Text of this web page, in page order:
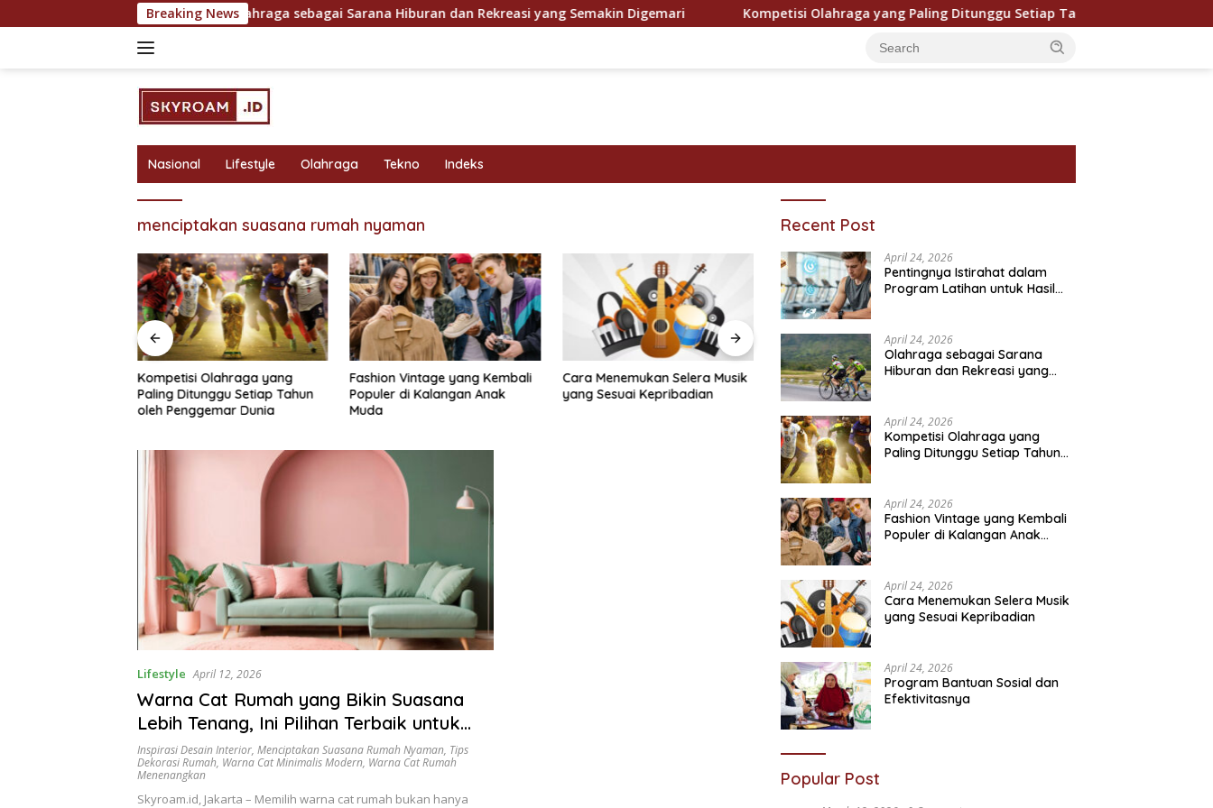
to
Breaking News
Olahraga sebagai Sarana Hiburan dan Rekreasi yang Semakin Digemari Kompetisi Olahraga yang Paling Ditunggu Setiap Tahun oleh Penggemar Dunia
Nasional Lifestyle Olahraga Tekno Indeks
menciptakan suasana rumah nyaman
Kompetisi Olahraga yang
Paling Ditunggu Setiap Tahun
oleh Penggemar Dunia
Fashion Vintage yang Kembali
Populer di Kalangan Anak
Muda
Cara Menemukan Selera Musik
yang Sesuai Kepribadian
Program Bantuan Sosial dan
Efektivitasnya
Pentingnya Pendidikan
Lifestyle April 12, 2026
Warna Cat Rumah yang Bikin Suasana
Lebih Tenang, Ini Pilihan Terbaik untuk
Hunian Nyaman
Inspirasi Desain Interior, Menciptakan Suasana Rumah Nyaman, Tips
Dekorasi Rumah, Warna Cat Minimalis Modern, Warna Cat Rumah
Menenangkan
Skyroam.id, Jakarta – Memilih warna cat rumah bukan hanya
Recent Post
April 24, 2026
Pentingnya Istirahat dalam
Program Latihan untuk Hasil
April 24, 2026
Olahraga sebagai Sarana
Hiburan dan Rekreasi yang
April 24, 2026
Kompetisi Olahraga yang
Paling Ditunggu Setiap Tahun
April 24, 2026
Fashion Vintage yang Kembali
Populer di Kalangan Anak
April 24, 2026
Cara Menemukan Selera Musik
yang Sesuai Kepribadian
April 24, 2026
Program Bantuan Sosial dan
Efektivitasnya
Popular Post